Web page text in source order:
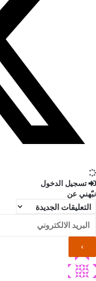
تسجيل الدخول
نبّهني عن